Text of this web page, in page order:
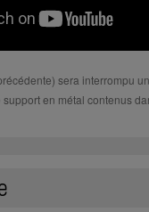
sera interrompu
support en métal contenus